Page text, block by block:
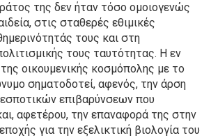
της δεν ήταν τόσο ομοιογενώς
στις σταθερές εθιμικές
τους και στη
τους ταυτότητας. Η εν
οικουμενικής κοσμόπολης με το
σηματοδοτεί, αφενός, την άρση
επιβαρύνσεων που
αφετέρου, την επαναφορά της στην
για την εξελικτική βιολογία του